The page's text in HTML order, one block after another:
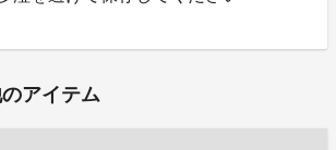
アイテム